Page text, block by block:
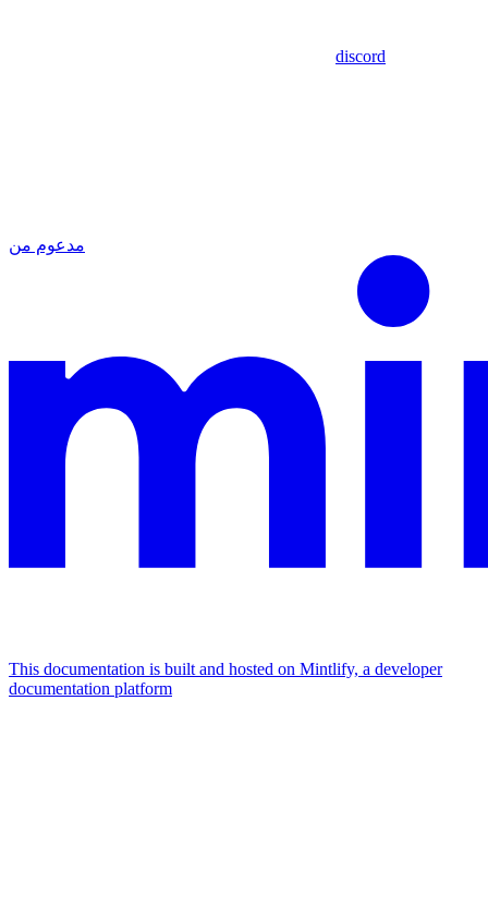
discord
مدعوم من
This documentation is built and hosted on Mintlify, a developer
documentation platform